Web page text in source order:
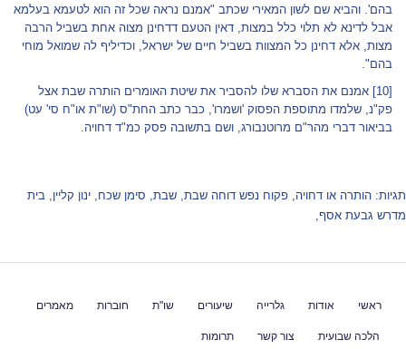
בהם'. והביא שם לשון המאירי שכתב "אמנם נראה שכל זה הוא לטעמא בעלמא
אבל לדינא לא תלוי כלל במצות, דאין הטעם דדחינן מצוה אחת בשביל הרבה
מצות, אלא דחינן כל המצוות בשביל חיים של ישראל, וכדיליף לה שמואל מוחי
בהם".
[10]
אמנם את הסברא שלו להסביר את שיטת האומרים הותרה שבת אצל
פק"נ, שלמדו מתוספת הפסוק 'ושמרו', כבר כתב החת"ס (שו"ת או"ח סי' עט)
בביאור דברי מהר"ם מרוטנבורג, ושם בתשובה פסק כמ"ד דחויה.
תגיות: הותרה או דחויה, פקוח נפש דוחה שבת, שבת, סימן שכח, ינון קליין, בית
מדרש גבעת אסף,
ראשי אודות גלרייה שיעורים שו"ת חוברות מאמרים
הלכה שבועית צור קשר תרומות